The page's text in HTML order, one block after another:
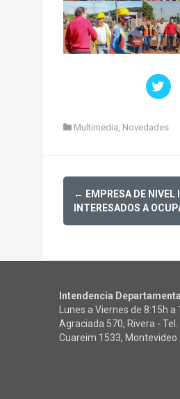
Multimedia, Novedades
Post
navigation
← EMPRESA DE
INTERESADOS A
Intendencia
Lunes a Viernes de 8:15h a
Agraciada 570, Rivera - Tel.
Cuareim 1533, Montevideo